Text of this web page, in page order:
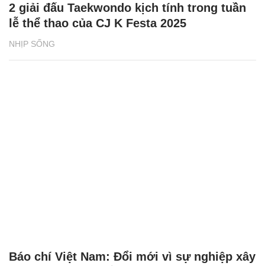
NHỊP SỐNG
2 giải đấu Taekwondo kịch tính trong tuần
lễ thể thao của CJ K Festa 2025
Báo chí Việt Nam: Đổi mới vì sự nghiệp xây